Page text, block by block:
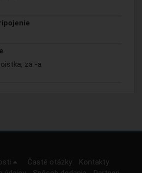
za -a
Časté otázky
Kontakty